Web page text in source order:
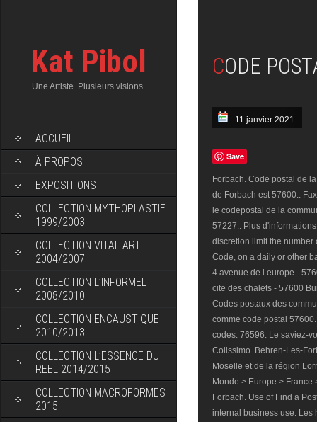
Kat Pibol
Une Artiste. Plusieurs visions.
ACCUEIL
À PROPOS
EXPOSITIONS
COLLECTION MYTHOPLASTIE
1999/2003
COLLECTION VITAL ART
2004/2007
COLLECTION L’INFORMEL
2008/2010
COLLECTION ENCAUSTIQUE
2010/2013
COLLECTION L’ESSENCE DU
REEL 2014/2015
COLLECTION MACROFORMES
2015
CODE
11 janvier 2021
Save
Forbach. Code postal de
de Forbach est 57600..
le codepostal de la
57227.. Plus
discretion limit the number
Code, on a daily or other
4 avenue de l europe -
cite des chalets - 57600
Codes postaux des
comme code postal
codes: 76596. Le saviez-
Colissimo. Behren-Les-
Moselle et de la région
Monde > Europe >
Forbach. Use of Find a
internal business use. Les